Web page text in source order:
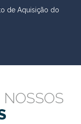
de Aquisição do